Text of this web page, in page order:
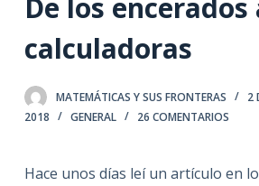
n
n
De los encerados
calculadoras
MATEMÁTICAS Y SUS FRONTERAS
2
2018
GENERAL 26 COMENTARIOS
Hace unos días leí un artículo en